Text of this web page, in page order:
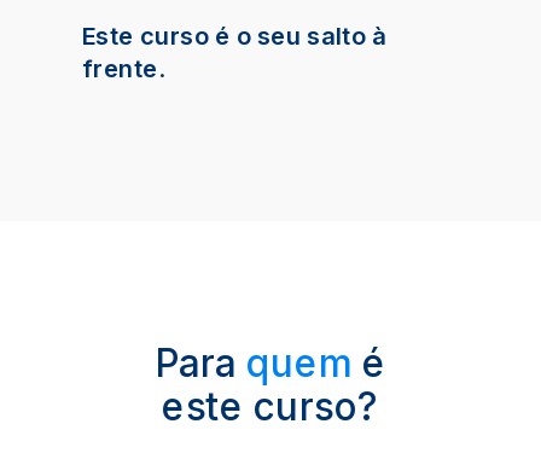
Este curso é o seu salto à
frente.
Para quem é
este curso?